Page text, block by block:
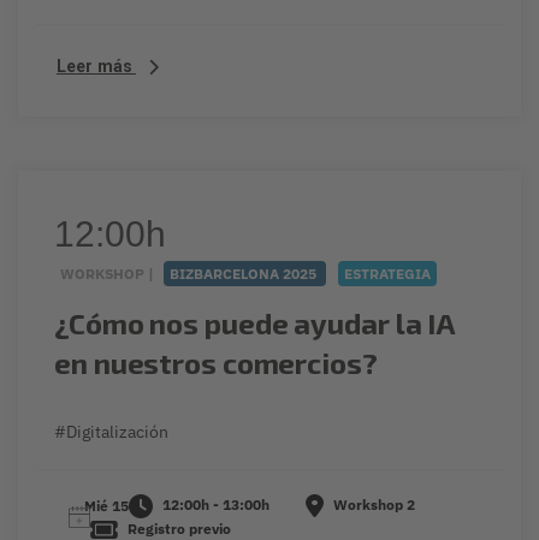
Leer más
12:00h
WORKSHOP | BIZBARCELONA 2025 ESTRATEGIA
¿Cómo nos puede ayudar la IA
en nuestros comercios?
#Digitalización
Mié 15 12:00h - 13:00h
Workshop 2
Registro previo